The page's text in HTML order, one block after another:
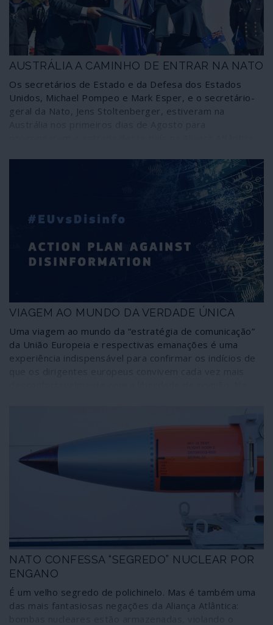
AUSTRÁLIA A CAMINHO DE ENTRAR NA NATO
Os secretários de Estado e da Defesa dos Estados
Unidos, Michael Pompeo e Mark Esper, e o secretário-
geral da Nato, Jens Stoltenberger, estiveram na
visitantes, deverá receber mísseis nucleares de médio
VIAGEM AO MUNDO DA VERDADE ÚNICA
Uma viagem ao mundo da “estratégia de comunicação”
da União Europeia e respectivas emanações é uma
experiência indispensável para confirmar os indícios de
abuso e a liberdade como um delito. Está aberto o
caminho para a imposição da opinião única, em que se
baseiam todas as formas de censura, desde a dos
coronéis à dos “fact-checkers” contratados a peso de
ouro por Bruxelas.
NATO CONFESSA “SEGREDO” NUCLEAR POR
ENGANO
É um velho segredo de polichinelo. Mas é também uma
das mais fantasiosas negações da Aliança Atlântica: